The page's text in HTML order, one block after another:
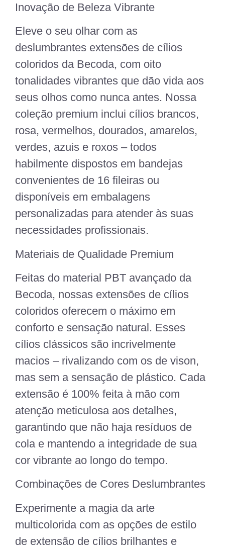
Inovação de Beleza Vibrante
Eleve o seu olhar com as
deslumbrantes extensões de cílios
coloridos da Becoda, com oito
tonalidades vibrantes que dão vida aos
seus olhos como nunca antes. Nossa
coleção premium inclui cílios brancos,
rosa, vermelhos, dourados, amarelos,
verdes, azuis e roxos – todos
habilmente dispostos em bandejas
convenientes de 16 fileiras ou
disponíveis em embalagens
personalizadas para atender às suas
necessidades profissionais.
Materiais de Qualidade Premium
Feitas do material PBT avançado da
Becoda, nossas extensões de cílios
coloridos oferecem o máximo em
conforto e sensação natural. Esses
cílios clássicos são incrivelmente
macios – rivalizando com os de vison,
mas sem a sensação de plástico. Cada
extensão é 100% feita à mão com
atenção meticulosa aos detalhes,
garantindo que não haja resíduos de
cola e mantendo a integridade de sua
cor vibrante ao longo do tempo.
Combinações de Cores Deslumbrantes
Experimente a magia da arte
multicolorida com as opções de estilo
de extensão de cílios brilhantes e